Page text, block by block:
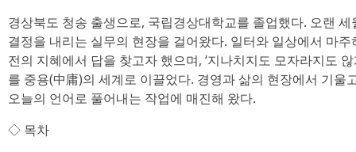
경상북도 청송 출생으로, 국립경상대학교를 졸업했다. 오랜
결정을 내리는 실무의 현장을 걸어왔다. 일터와 일상에서 마
전의 지혜에서 답을 찾고자 했으며, ‘지나치지도 모자라지도
를 중용(中庸)의 세계로 이끌었다. 경영과 삶의 현장에서 기울
오늘의 언어로 풀어내는 작업에 매진해 왔다.
◇ 목차